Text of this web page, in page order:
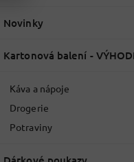
Novinky
Kartonová balení -
Káva a nápoje
Drogerie
Potraviny